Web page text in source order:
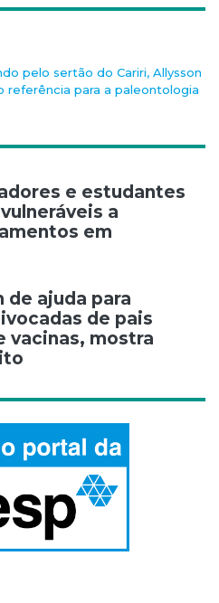
pelo sertão do Cariri, Allysson
referência para a paleontologia
Poste estudantes
a
em
de ajuda para
de pais
vacinas, mostra